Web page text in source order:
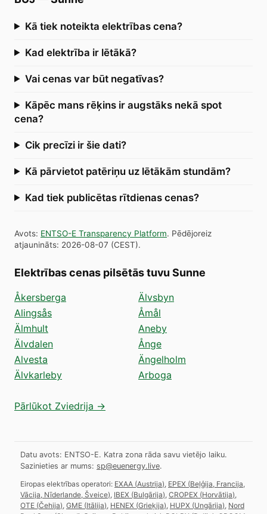
Kā tiek noteikta elektrības cena?
Kad elektrība ir lētākā?
Vai cenas var būt negatīvas?
Kāpēc mans rēķins ir augstāks nekā spot
cena?
Cik precīzi ir šie dati?
Kā pārvietot patēriņu uz lētākām stundām?
Kad tiek publicētas rītdienas cenas?
Avots: ENTSO-E Transparency Platform. Pēdējoreiz
atjaunināts: 2026-08-07 (CEST).
Elektrības cenas pilsētās tuvu Sunne
Åkersberga
Alingsås
Älmhult
Älvdalen
Alvesta
Älvkarleby
Älvsbyn
Åmål
Aneby
Ånge
Ängelholm
Arboga
Pārlūkot Zviedrija →
Datu avots: ENTSO-E. Katra zona rāda savu vietējo laiku.
Sazinieties ar mums: sp@euenergy.live.
Eiropas elektrības operatori: EXAA (Austrija) EPEX (Beļģija, Francija,
Vācija, Nīderlande, Šveice) IBEX (Bulgārija) CROPEX (Horvātija)
OTE (Čehija) GME (Itālija) HENEX (Grieķija) HUPX (Ungārija) Nord